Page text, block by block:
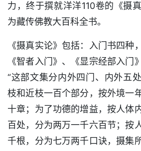
力，终于撰就洋洋110卷的《摄
为藏传佛教大百科全书。
《摄真实论》包括：入门书四种
《智者入门》、《显宗经部入门
“这部文集分内外四门、内外五
枝和近枝一百个部分，按外境一
十章；为了功德的增益，按人体
百处，分为两万一千六百节；按
千根，分为七万两千口诀，摄集